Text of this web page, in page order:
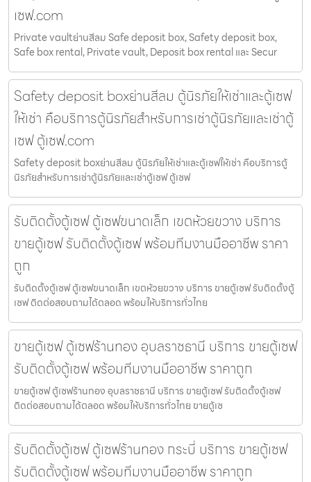
เซฟ.com
Private vaultย่านสีลม Safe deposit box, Safety deposit box,
Safe box rental, Private vault, Deposit box rental และ Secur
Safety deposit boxย่านสีลม ตู้นิรภัยให้เช่าและตู้เซฟ
ให้เช่า คือบริการตู้นิรภัยสำหรับการเช่าตู้นิรภัยและเช่าตู้
เซฟ ตู้เซฟ.com
Safety deposit boxย่านสีลม ตู้นิรภัยให้เช่าและตู้เซฟให้เช่า คือบริการตู้
นิรภัยสำหรับการเช่าตู้นิรภัยและเช่าตู้เซฟ ตู้เซฟ
รับติดตั้งตู้เซฟ ตู้เซฟขนาดเล็ก เขตห้วยขวาง บริการ
ขายตู้เซฟ รับติดตั้งตู้เซฟ พร้อมทีมงานมืออาชีพ ราคา
ถูก
รับติดตั้งตู้เซฟ ตู้เซฟขนาดเล็ก เขตห้วยขวาง บริการ ขายตู้เซฟ รับติดตั้งตู้
เซฟ ติดต่อสอบถามได้ตลอด พร้อมให้บริการทั่วไทย
ขายตู้เซฟ ตู้เซฟร้านทอง อุบลราชธานี บริการ ขายตู้เซฟ
รับติดตั้งตู้เซฟ พร้อมทีมงานมืออาชีพ ราคาถูก
ขายตู้เซฟ ตู้เซฟร้านทอง อุบลราชธานี บริการ ขายตู้เซฟ รับติดตั้งตู้เซฟ
ติดต่อสอบถามได้ตลอด พร้อมให้บริการทั่วไทย ขายตู้เซ
รับติดตั้งตู้เซฟ ตู้เซฟร้านทอง กระบี่ บริการ ขายตู้เซฟ
รับติดตั้งตู้เซฟ พร้อมทีมงานมืออาชีพ ราคาถูก